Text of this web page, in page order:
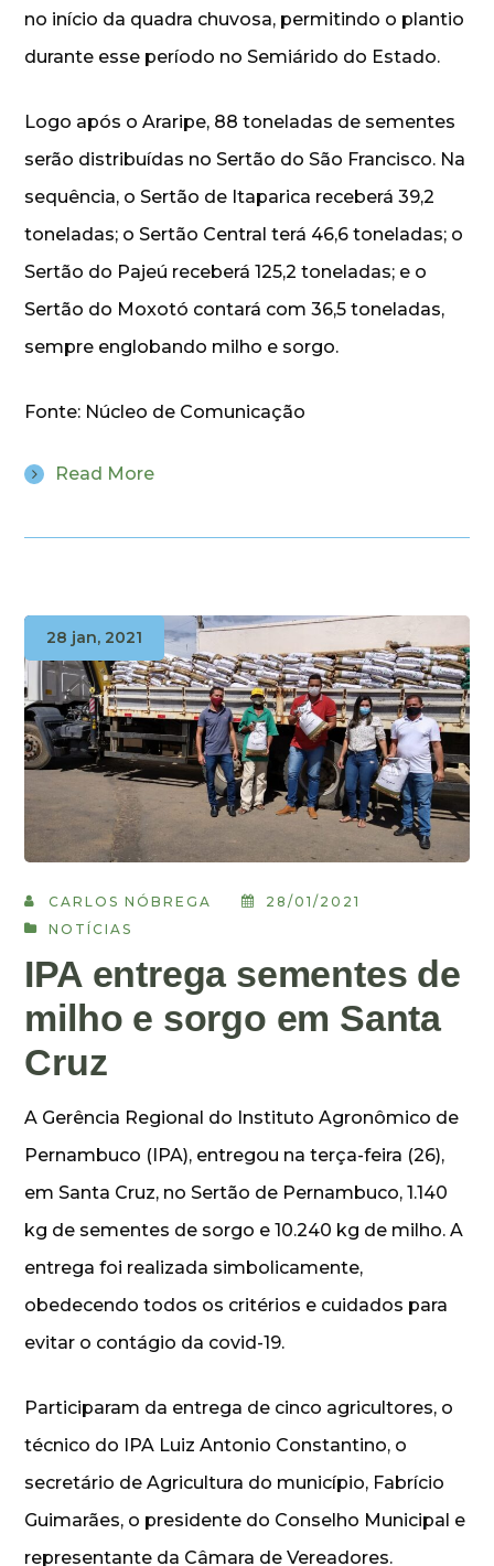
no início da quadra chuvosa, permitindo o plantio
durante esse período no Semiárido do Estado.
Logo após o Araripe, 88 toneladas de sementes
serão distribuídas no Sertão do São Francisco. Na
sequência, o Sertão de Itaparica receberá 39,2
toneladas; o Sertão Central terá 46,6 toneladas; o
Sertão do Pajeú receberá 125,2 toneladas; e o
Sertão do Moxotó contará com 36,5 toneladas,
sempre englobando milho e sorgo.
Fonte: Núcleo de Comunicação
Read More
28 jan, 2021
CARLOS NÓBREGA
28/01/2021
NOTÍCIAS
IPA entrega sementes de
milho e sorgo em Santa
Cruz
A Gerência Regional do Instituto Agronômico de
Pernambuco (IPA), entregou na terça-feira (26),
em Santa Cruz, no Sertão de Pernambuco, 1.140
kg de sementes de sorgo e 10.240 kg de milho. A
entrega foi realizada simbolicamente,
obedecendo todos os critérios e cuidados para
evitar o contágio da covid-19.
Participaram da entrega de cinco agricultores, o
técnico do IPA Luiz Antonio Constantino, o
secretário de Agricultura do município, Fabrício
Guimarães, o presidente do Conselho Municipal e
representante da Câmara de Vereadores.